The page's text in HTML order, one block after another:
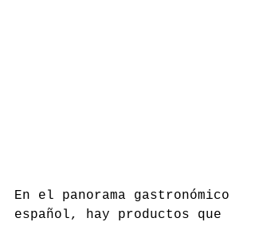
En el panorama gastronómico
español, hay productos que